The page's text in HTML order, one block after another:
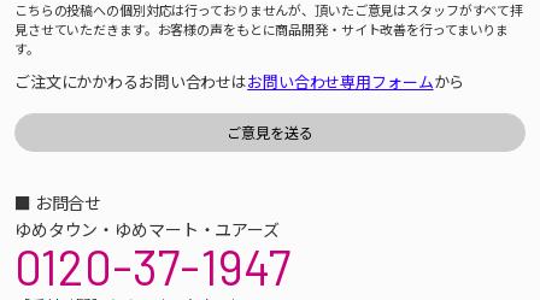
こちらの投稿への個別対応は行っておりませんが、頂いたご意見はスタッフがすべて拝
見させていただきます。お客様の声をもとに商品開発・サイト改善を行ってまいりま
す。
ご注文にかかわるお問い合わせはお問い合わせ専用フォームから
■ お問合せ
ゆめタウン・ゆめマート・ユアーズ
0120-37-1947